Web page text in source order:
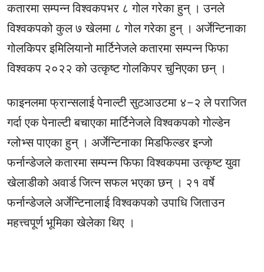
कतारमा सम्पन्न विश्वकपभर ८ गोल गरेका हुन् । उनले
विश्वकपको कुल ७ खेलमा ८ गोल गरेका हुन् । अर्जेन्टिनाका
गोलकिपर इमिलियानो मार्टिनेजले कतारमा सम्पन्न फिफा
विश्वकप २०२२ को उत्कृष्ट गोलकिपर चुनिएका छन् ।
फाइनलमा फ्रान्सलाई पेनाल्टी सुटआउटमा ४–२ ले पराजित
गर्दा एक पेनाल्टी बचाएका मार्टिनेजले विश्वकपको गोल्डेन
ग्लोभ्स पाएका हुन् । अर्जेन्टिनाका मिडफिल्डर इन्जो
फर्नान्डेजले कतारमा सम्पन्न फिफा विश्वकपमा उत्कृष्ट युवा
खेलाडीको अवार्ड जित्न सफल भएका छन् । २१ वर्षे
फर्नान्डेजले अर्जेन्टिनालाई विश्वकपको उपाधि जिताउन
महत्त्वपूर्ण भूमिका खेलेका थिए ।